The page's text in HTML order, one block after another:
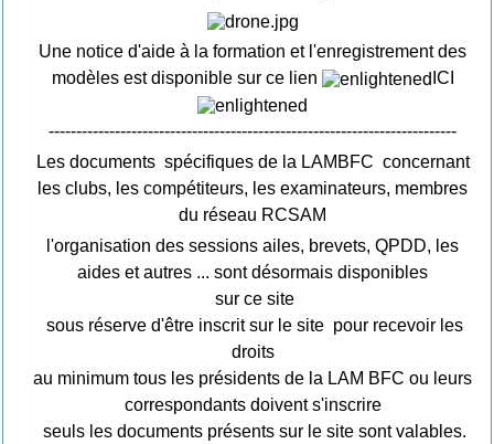
Une notice d'aide à la formation et l'enregistrement des
modèles est disponible sur ce lien
ICI
--------------------------------------------------------------------------
Les documents spécifiques de la LAMBFC concernant
les clubs, les compétiteurs, les examinateurs, membres
du réseau RCSAM
l'organisation des sessions ailes, brevets, QPDD, les
aides et autres ... sont désormais disponibles
sur ce site
sous réserve d'être inscrit sur le site pour recevoir les
droits
au minimum tous les présidents de la LAM BFC ou leurs
correspondants doivent s'inscrire
seuls les documents présents sur le site sont valables.